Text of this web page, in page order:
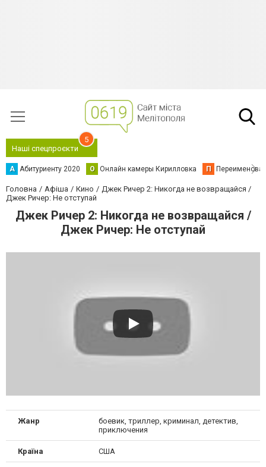
Наші спецпроєкти
5
А Абитуриенту 2020 О Онлайн камеры Кирилловка П
Головна Афіша Кино
Джек Ричер 2: Никогда не возвращайся /
Джек Ричер: Не отступай
Джек Ричер 2: Никогда не возвращайся /
Джек Ричер: Не отступай
Жанр
боевик, триллер, криминал, детектив,
приключения
Країна США